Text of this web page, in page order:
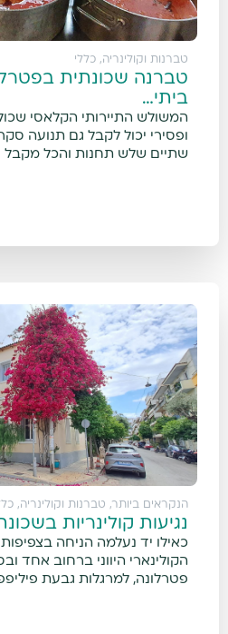
טברנות וקולינריה, כללי
טברנה שכונתית
ביתי…
המשולש התיירותי הקלאסי
ופסירי יכול לקבל גם תנועה
שתיים שלש תחנות והכל מקבל
הנקראים ביותר, טברנות וקולינריה,
נגיעות קולינריות
כאילו יד נעלמה הניחה
הקולינארי היווני ברחוב אחד
פטרלונה, למרגלות גבעת